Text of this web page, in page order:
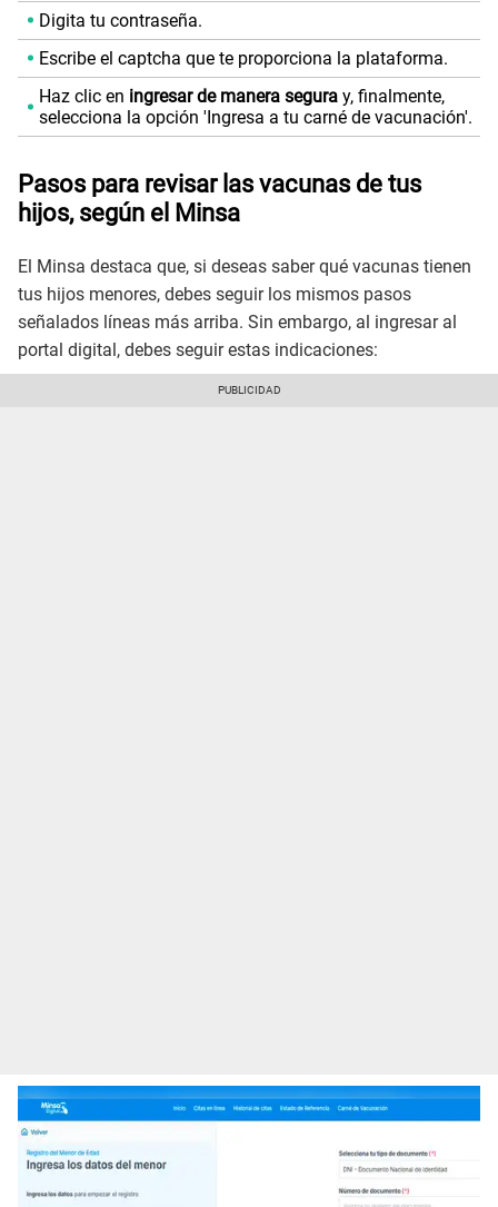
Digita tu contraseña.
Escribe el captcha que te proporciona la plataforma.
Haz clic en ingresar de manera seguray, finalmente,
selecciona la opción 'Ingresa a tu carné de vacunación'.
Pasos para revisar las vacunas de tus
hijos, según el Minsa
El Minsa destaca que, si deseas saber qué vacunas tienen
tus hijos menores, debes seguir los mismos pasos
señalados líneas más arriba. Sin embargo, al ingresar al
portal digital, debes seguir estas indicaciones: